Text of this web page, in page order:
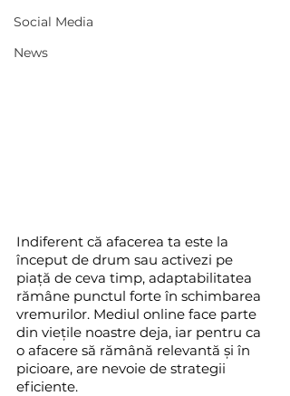
Social Media
News
Indiferent că afacerea ta este la
început de drum sau activezi pe
piață de ceva timp, adaptabilitatea
rămâne punctul forte în schimbarea
vremurilor. Mediul online face parte
din viețile noastre deja, iar pentru ca
o afacere să rămână relevantă și în
picioare, are nevoie de strategii
eficiente.